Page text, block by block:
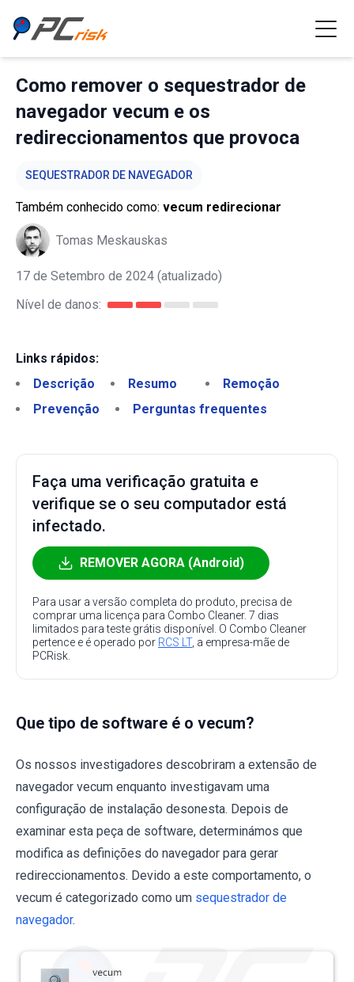
Como remover o sequestrador de
navegador vecum e os
redireccionamentos que provoca
SEQUESTRADOR DE NAVEGADOR
Também conhecido como: vecum redirecionar
Tomas Meskauskas
17 de Setembro de 2024 (atualizado)
Nível de danos:
Links rápidos:
Descrição
Resumo
Remoção
Prevenção
Perguntas frequentes
Faça uma verificação gratuita e
verifique se o seu computador está
infectado.
REMOVER AGORA (Android)
Para usar a versão completa do produto, precisa de
comprar uma licença para Combo Cleaner. 7 dias
limitados para teste grátis disponível. O Combo Cleaner
pertence e é operado por RCS LT, a empresa-mãe de
PCRisk.
Que tipo de software é o vecum?
Os nossos investigadores descobriram a extensão de
navegador vecum enquanto investigavam uma
configuração de instalação desonesta. Depois de
examinar esta peça de software, determinámos que
modifica as definições do navegador para gerar
redireccionamentos. Devido a este comportamento, o
vecum é categorizado como um sequestrador de
navegador.